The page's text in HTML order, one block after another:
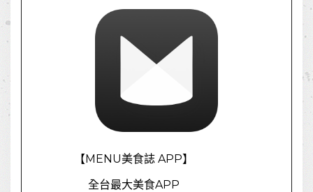
【MENU美食誌 APP】
全台最大美食APP